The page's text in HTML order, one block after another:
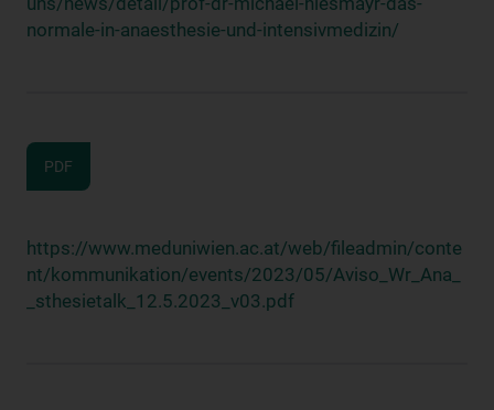
normale-in-anaesthesie-und-intensivmedizin/
PDF
https://www.meduniwien.ac.at/web/fileadmin/conte
nt/kommunikation/events/2023/05/Aviso_Wr_Ana_
_sthesietalk_12.5.2023_v03.pdf